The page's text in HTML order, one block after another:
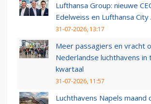
Lufthansa Group: nieuwe
Edelweiss en Lufthansa City
31-07-2026, 13:17
Meer passagiers en vracht
Nederlandse luchthavens in
kwartaal
31-07-2026, 11:57
Luchthavens Napels maand